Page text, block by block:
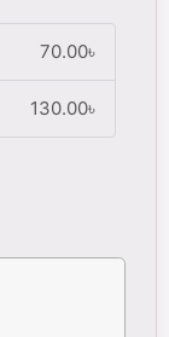
70.00৳
130.00৳